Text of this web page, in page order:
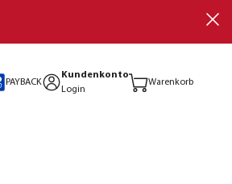
PAYBACK
Kundenkonto
Login
Warenkorb